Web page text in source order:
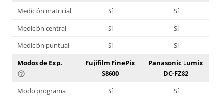
Medición matricial
Sí
Sí
Medición central
Sí
Sí
Medición puntual
Sí
Sí
Modos de Exp.
help_outline
Fujifilm FinePix
S8600
Panasonic Lumix
DC-FZ82
Modo programa
Sí
Sí